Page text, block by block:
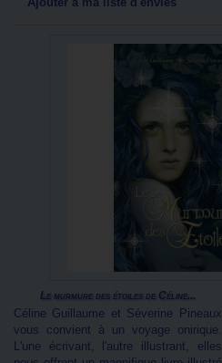
Le murmure des étoiles de Céline...
Céline Guillaume et Séverine Pineaux
vous convient à un voyage onirique.
L'une écrivant, l'autre illustrant, elles